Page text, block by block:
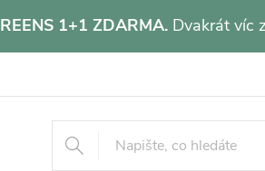
1+1 ZDARMA. Dvakrát víc